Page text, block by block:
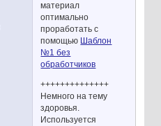
материал
оптимально
проработать с
помощью Шаблон
№1 без
обработчиков
++++++++++++++
Немного на тему
здоровья.
Используется